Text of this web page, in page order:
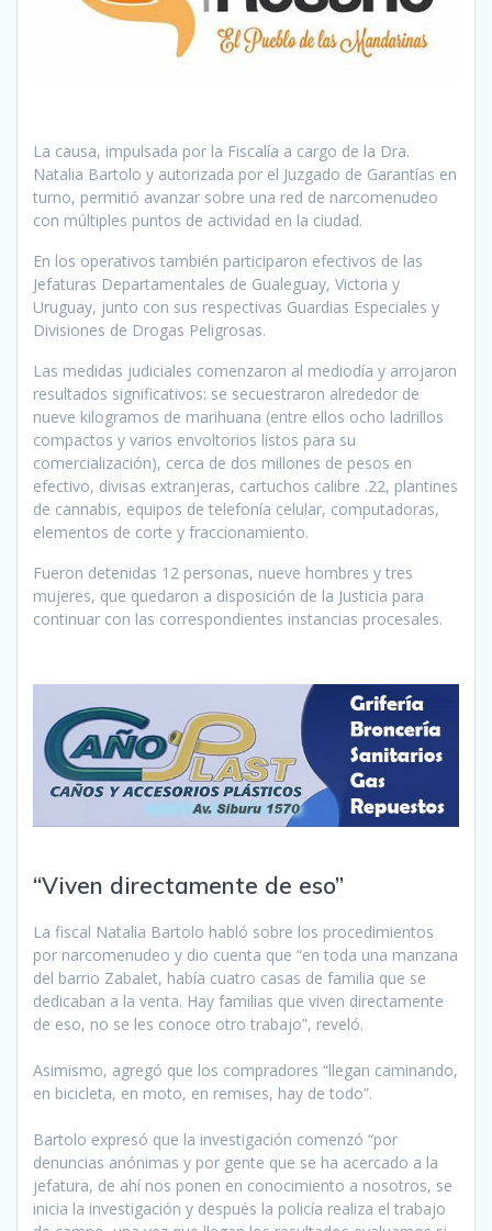
La causa, impulsada por la Fiscalía a cargo de la Dra.
Natalia Bartolo y autorizada por el Juzgado de Garantías en
turno, permitió avanzar sobre una red de narcomenudeo
con múltiples puntos de actividad en la ciudad.
En los operativos también participaron efectivos de las
Jefaturas Departamentales de Gualeguay, Victoria y
Uruguay, junto con sus respectivas Guardias Especiales y
Divisiones de Drogas Peligrosas.
Las medidas judiciales comenzaron al mediodía y arrojaron
resultados significativos: se secuestraron alrededor de
nueve kilogramos de marihuana (entre ellos ocho ladrillos
compactos y varios envoltorios listos para su
comercialización), cerca de dos millones de pesos en
efectivo, divisas extranjeras, cartuchos calibre .22, plantines
de cannabis, equipos de telefonía celular, computadoras,
elementos de corte y fraccionamiento.
Fueron detenidas 12 personas, nueve hombres y tres
mujeres, que quedaron a disposición de la Justicia para
continuar con las correspondientes instancias procesales.
“Viven directamente de eso”
La fiscal Natalia Bartolo habló sobre los procedimientos
por narcomenudeo y dio cuenta que “en toda una manzana
del barrio Zabalet, había cuatro casas de familia que se
dedicaban a la venta. Hay familias que viven directamente
de eso, no se les conoce otro trabajo”, reveló.
Asimismo, agregó que los compradores “llegan caminando,
en bicicleta, en moto, en remises, hay de todo”.
Bartolo expresó que la investigación comenzó “por
denuncias anónimas y por gente que se ha acercado a la
jefatura, de ahí nos ponen en conocimiento a nosotros, se
inicia la investigación y después la policía realiza el trabajo